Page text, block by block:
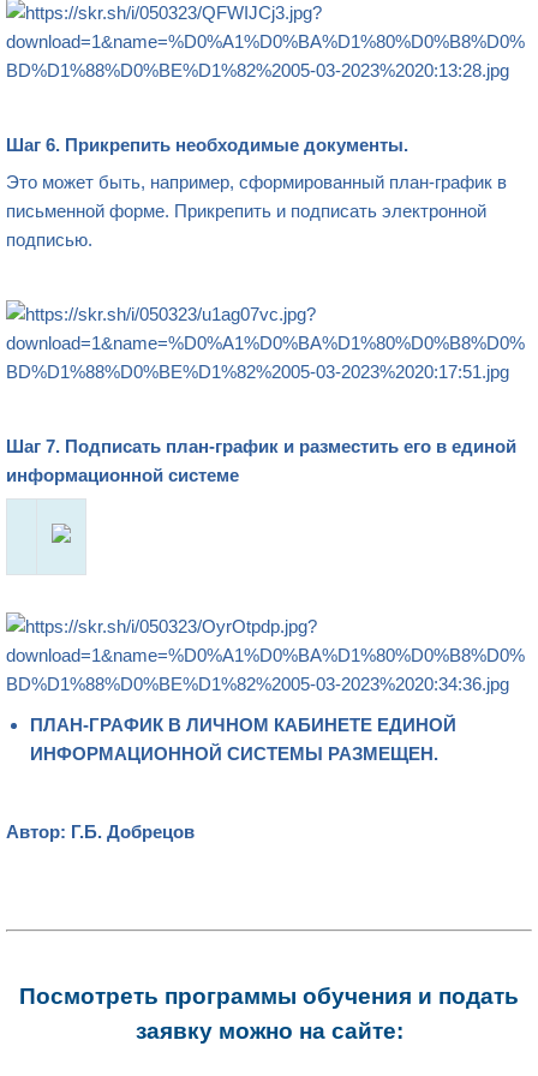
Шаг 6. Прикрепить необходимые документы.
Это может быть, например, сформированный план-график в
письменной форме. Прикрепить и подписать электронной
подписью.
Шаг 7. Подписать план-график и разместить его в единой
информационной системе
ПЛАН-ГРАФИК В ЛИЧНОМ КАБИНЕТЕ ЕДИНОЙ
ИНФОРМАЦИОННОЙ СИСТЕМЫ РАЗМЕЩЕН.
Автор: Г.Б. Добрецов
Посмотреть программы обучения и подать
заявку можно на сайте: